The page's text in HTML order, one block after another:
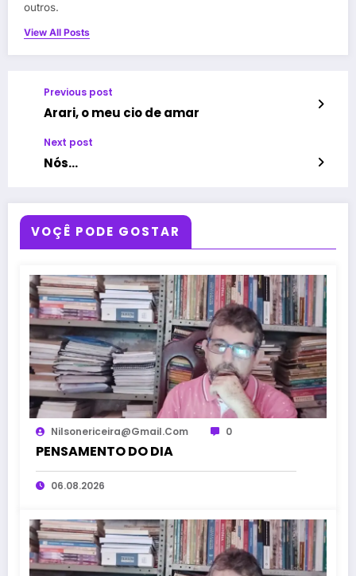
outros.
View All Posts
Previous post
Arari, o meu cio de amar
Next post
Nós…
VOÇÊ PODE GOSTAR
Nilsonericeira@gmail.com 0
PENSAMENTO DO DIA
06.08.2026